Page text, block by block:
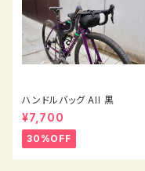
ハンドルバッグ All 黒
¥7,700
30%OFF